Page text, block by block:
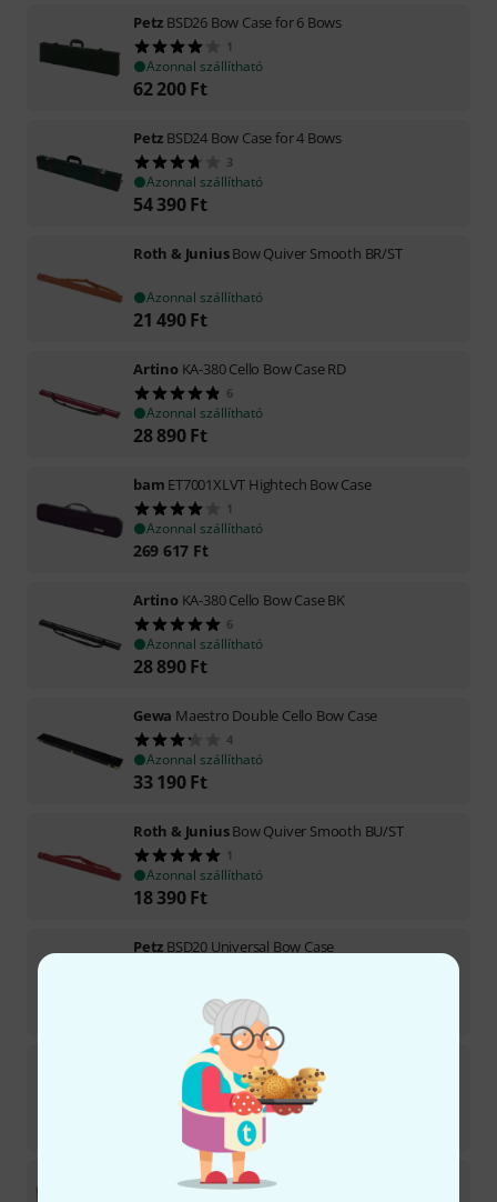
Petz BSD26 Bow Case for 6 Bows
1
Azonnal szállítható
62 200 Ft
Petz BSD24 Bow Case for 4 Bows
3
Azonnal szállítható
54 390 Ft
Roth & JuniusBow Quiver Smooth BR/ST
Azonnal szállítható
21 490 Ft
Artino KA-380 Cello Bow Case RD
6
Azonnal szállítható
28 890 Ft
bam ET7001XLVT Hightech Bow Case
1
Azonnal szállítható
269 617 Ft
Artino KA-380 Cello Bow Case BK
6
Azonnal szállítható
28 890 Ft
Gewa Maestro Double Cello Bow Case
4
Azonnal szállítható
33 190 Ft
Roth & JuniusBow Quiver Smooth BU/ST
1
Azonnal szállítható
18 390 Ft
Petz BSD20 Universal Bow Case
Ft
KA-380 Cello Bow Case BR
4
Azonnal szállítható
BSD12 Bow Case for 12 Bows